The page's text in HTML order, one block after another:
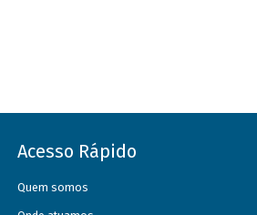
Acesso Rápido
Quem somos